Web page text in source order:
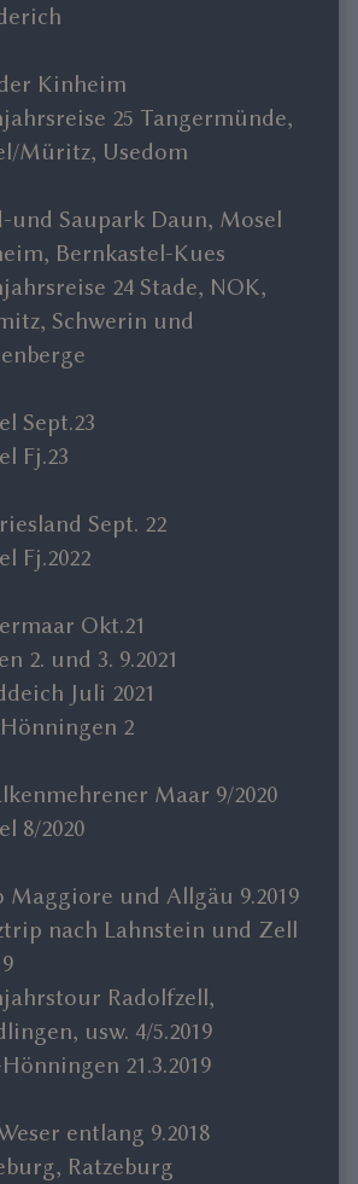
Kinheim
25 Tangermünde,
Müritz, Usedom
und Saupark Daun, Mosel
Bernkastel-Kues
24 Stade, NOK,
Schwerin und
Sept.23
Fj.23
Sept. 22
Fj.2022
Okt.21
2. und 3. 9.2021
Juli 2021
2
Maar 9/2020
8/2020
Maggiore und Allgäu 9.2019
nach Lahnstein und Zell
Radolfzell,
usw. 4/5.2019
21.3.2019
entlang 9.2018
Ratzeburg